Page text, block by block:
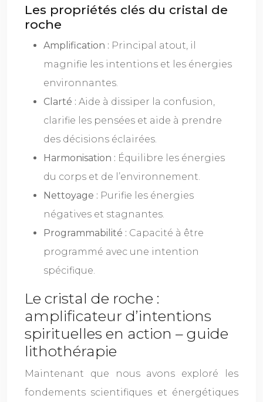
Les propriétés clés du cristal de
roche
Amplification : Principal atout, il
magnifie les intentions et les énergies
environnantes.
Clarté : Aide à dissiper la confusion,
clarifie les pensées et aide à prendre
des décisions éclairées.
Harmonisation : Équilibre les énergies
du corps et de l’environnement.
Nettoyage : Purifie les énergies
négatives et stagnantes.
Programmabilité : Capacité à être
programmé avec une intention
spécifique.
Le cristal de roche :
amplificateur d’intentions
spirituelles en action – guide
lithothérapie
Maintenant que nous avons exploré les
fondements scientifiques et énergétiques